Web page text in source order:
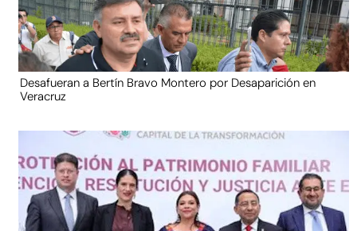
Desafueran a Bertín Bravo Montero por Desaparición en
Veracruz